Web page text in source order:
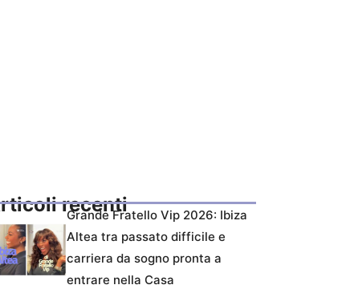
recenti
Grande Fratello Vip 2026: Ibiza
Altea tra passato difficile e
carriera da sogno pronta a
entrare nella Casa